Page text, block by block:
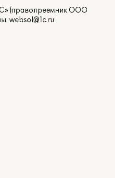
(правопреемник ООО
websol@1c.ru